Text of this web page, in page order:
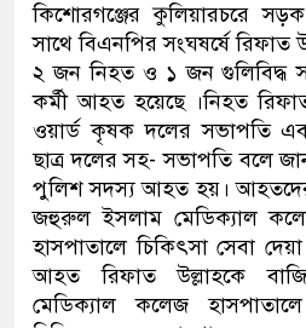
কিশোরগঞ্জের কুলিয়ারচরে
সাথে বিএনপির সংঘষর্ষে রিফাত
২ জন নিহত ও ১ জন গুলিবিদ্ধ
কর্মী আহত হয়েছে ।নিহত
ওয়ার্ড কৃষক দলের সভাপতি
ছাত্র দলের সহ- সভাপতি বলে
পুলিশ সদস্য আহত হয়।
জহুরুল ইসলাম মেডিক্যাল
হাসপাতালে চিকিৎসা সেবা
আহত রিফাত উল্লাহকে
মেডিক্যাল কলেজ